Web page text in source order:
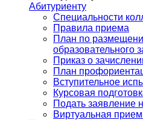
Абитуриенту
Специальности
Правила приема
План по
образовательного
Приказ о
План
Вступительное
Курсовая
Подать заявление
Виртуальная